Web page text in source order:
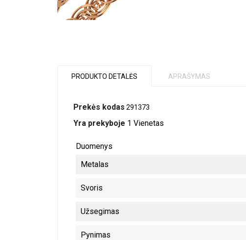
PRODUKTO DETALĖS APRAŠYMAS
Prekės kodas 291373
Yra prekyboje 1 Vienetas
Duomenys
Metalas
Svoris
Užsegimas
Pynimas